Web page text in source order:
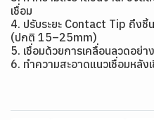
เชื่อม
4. ปรับระยะ Contact Tip ถึงชิ้
(ปกติ 15–25mm)
5. เชื่อมด้วยการเคลื่อนลวดอย่
6. ทำความสะอาดแนวเชื่อมหลัง